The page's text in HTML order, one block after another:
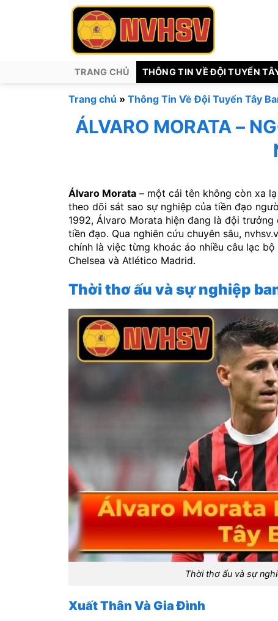
TRANG CHỦ THÔNG TIN VỀ ĐỘI TUYỂN
Trang chủ » Thông Tin Về Đội Tuyển Tây
ÁLVARO MORATA –
Álvaro Morata – một cái tên không còn xa
theo dõi sát sao sự nghiệp của tiền đạo
1992, Álvaro Morata hiện đang là đội
tiền đạo. Qua nghiên cứu chuyên sâu,
chính là việc từng khoác áo nhiều câu lạc
Chelsea và Atlético Madrid.
Thời thơ ấu và sự nghiệp
Thời thơ ấu và sự
Xuất Thân Và Gia Đình